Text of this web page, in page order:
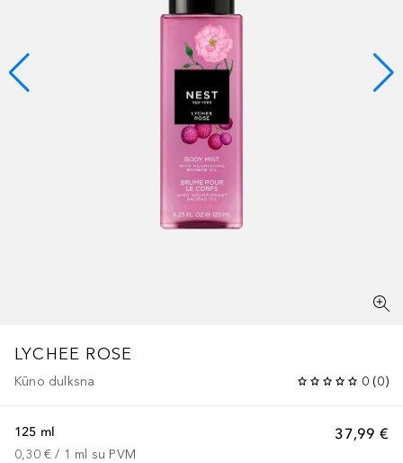
LYCHEE ROSE
Kūno dulksna 0 (0)
37,99 €
125 ml
0,30 € / 1 ml su PVM